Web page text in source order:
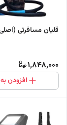
قلیان مسافرتی
1,848,000
افزودن